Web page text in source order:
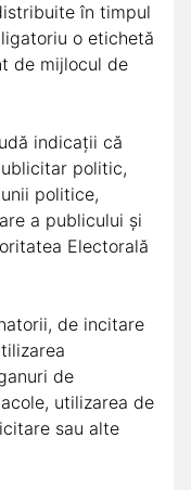
în timpul
o etichetă
de mijlocul de
indicaţii că
politic,
politice,
a publicului şi
Electorală
de incitare
de
utilizarea de
sau alte